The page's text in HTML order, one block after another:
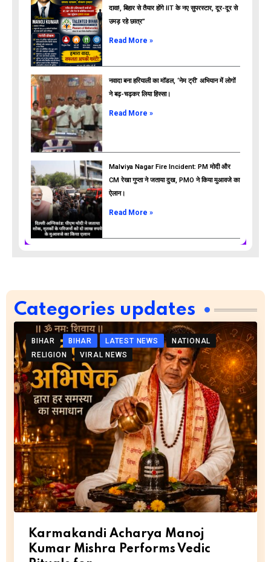
ads
दावा!, बिहार से तैयार होंगे IIT के नए सुपरस्टार, दूर-दूर से
उमड़ रहे छात्र”
Read More »
नवादा बना हरियाली का मॉडल, ‘नेम ट्री’ अभियान में लोगों
ने बढ़-चढ़कर लिया हिस्सा।
Read More »
Malviya Nagar Fire Incident: PM मोदी और
CM रेखा गुप्ता ने जताया दुख, PMO ने किया मुआवजे का
ऐलान।
Read More »
Categories updates
BIHAR BIHAR LATEST NEWS
NATIONAL
RELIGION
VIRAL NEWS
Karmakandi Acharya Manoj
Kumar Mishra Performs Vedic